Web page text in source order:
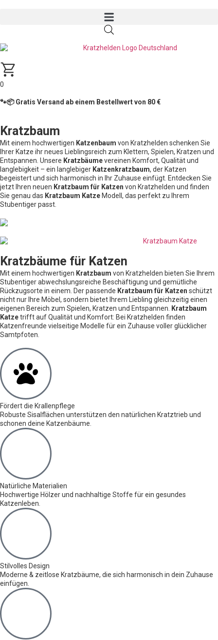
0
🐾📦 Gratis Versand ab einem Bestellwert von 80 €
Kratzbaum
Mit einem hochwertigen Katzenbaum von Kratzhelden schenken Sie
Ihrer Katze ihr neues Lieblingsreich zum Klettern, Spielen, Kratzen und
Entspannen. Unsere Kratzbäumevereinen Komfort, Qualität und
langlebigkeit – ein langlebiger Katzenkratzbaum, der Katzen
begeistert und sich harmonisch in Ihr Zuhause einfügt. Entdecken Sie
jetzt Ihren neuen Kratzbaum für Katzen von Kratzhelden und finden
Sie genau das Kratzbaum Katze Modell, das perfekt zu Ihrem
Stubentiger passt.
Kratzbäume für Katzen
Mit einem hochwertigen Kratzbaum von Kratzhelden bieten Sie Ihrem
Stubentiger abwechslungsreiche Beschäftigung und gemütliche
Rückzugsorte in einem. Der passende Kratzbaum für Katzen schützt
nicht nur Ihre Möbel, sondern bietet Ihrem Liebling gleichzeitig einen
eigenen Bereich zum Spielen, Kratzen und Entspannen.
Kratzbaum
Katzetrifft auf Qualität und Komfort: Bei Kratzhelden finden
Katzenfreunde vielseitige Modelle für ein Zuhause voller glücklicher
Samtpfoten.
Fördert die Krallenpflege
Robuste Sisalflächen unterstützen den natürlichen Kratztrieb und
schonen deine Katzenbäume.
Natürliche Materialien
Hochwertige Hölzer und nachhaltige Stoffe für ein gesundes
Katzenleben.
Stilvolles Design
Moderne & zeitlose Kratzbäume, die sich harmonisch in dein Zuhause
einfügen.